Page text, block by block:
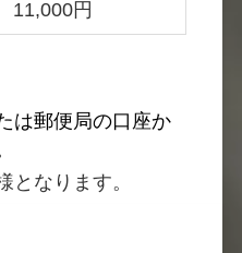
11,000円
は郵便局の口座か
となります。